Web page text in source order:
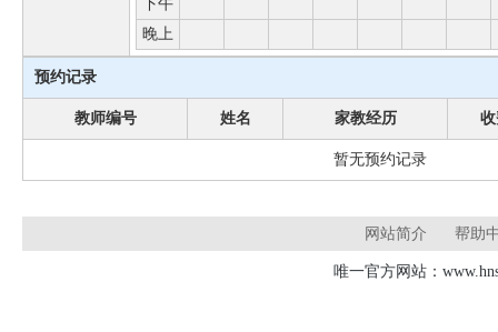
下午
晚上
预约记录
教师编号 姓名 家教经历
暂无预约记录
网站简介 帮助
唯一官方网站：